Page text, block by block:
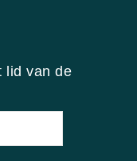
lid van de